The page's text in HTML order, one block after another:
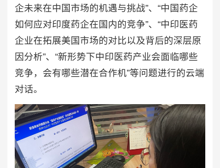
企未来在中国市场的机遇与挑战”、“中国药企
如何应对印度药企在国内的竞争”、“中印医药
企业在拓展美国市场的对比以及背后的深层原
因分析”、“新形势下中印医药产业会面临哪些
竞争，会有哪些潜在合作机”等问题进行的云端
对话。